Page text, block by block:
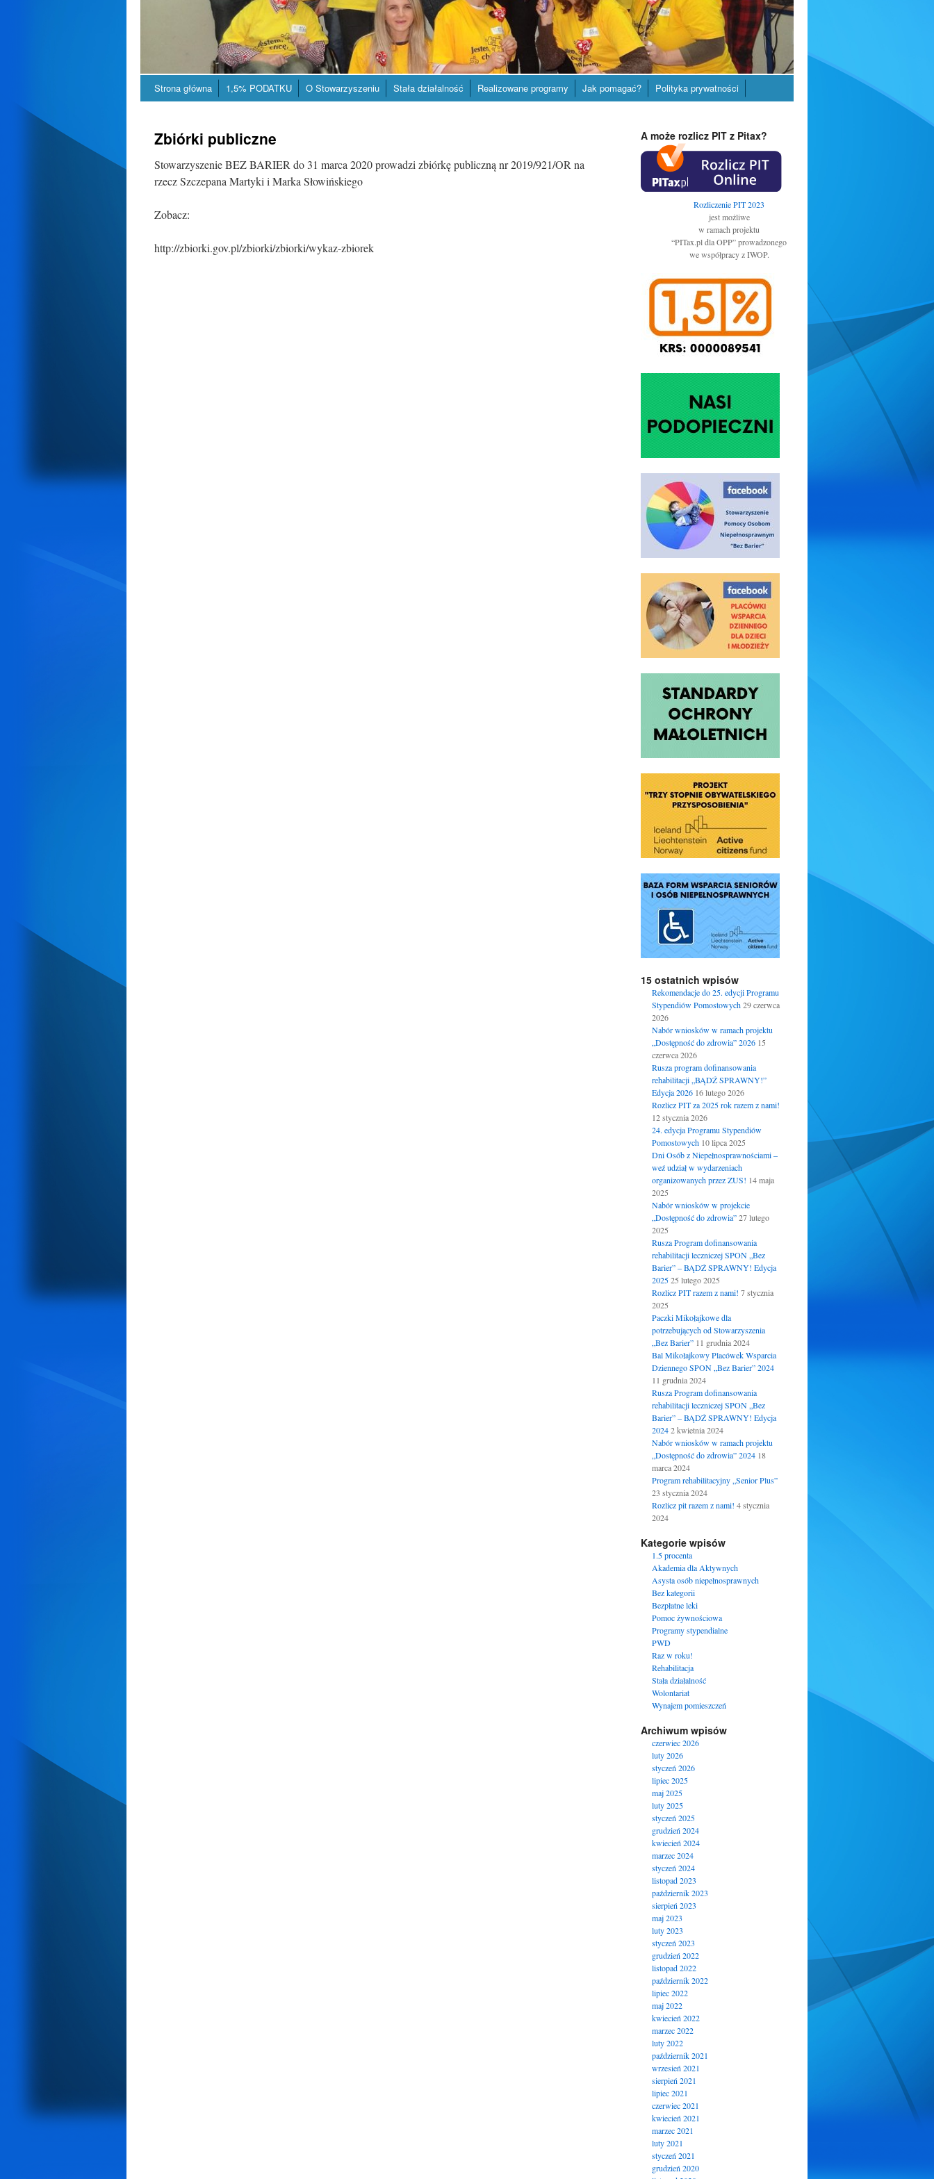
Strona główna 1,5% PODATKU O Stowarzyszeniu Stała działalność Realizowane programy Jak pomagać? Polityka prywatności
Zbiórki publiczne
Stowarzyszenie BEZ BARIER do 31 marca 2020 prowadzi zbiórkę publiczną nr 2019/921/OR na
rzecz Szczepana Martyki i Marka Słowińskiego
Zobacz:
http://zbiorki.gov.pl/zbiorki/zbiorki/wykaz-zbiorek
A może rozlicz PIT z Pitax?
Rozliczenie PIT 2023
jest możliwe
w ramach projektu
“PITax.pl dla OPP” prowadzonego
we współpracy z IWOP.
15 ostatnich wpisów
Rekomendacje do 25. edycji Programu
Stypendiów Pomostowych 29 czerwca
2026
Nabór wniosków w ramach projektu
„Dostępność do zdrowia” 2026 15
czerwca 2026
Rusza program dofinansowania
rehabilitacji „BĄDŹ SPRAWNY!”
Edycja 2026 16 lutego 2026
Rozlicz PIT za 2025 rok razem z nami!
12 stycznia 2026
24. edycja Programu Stypendiów
Pomostowych 10 lipca 2025
Dni Osób z Niepełnosprawnościami –
weź udział w wydarzeniach
organizowanych przez ZUS! 14 maja
2025
Nabór wniosków w projekcie
„Dostępność do zdrowia” 27 lutego
2025
Rusza Program dofinansowania
rehabilitacji leczniczej SPON „Bez
Barier” – BĄDŹ SPRAWNY! Edycja
2025 25 lutego 2025
Rozlicz PIT razem z nami! 7 stycznia
2025
Paczki Mikołajkowe dla
potrzebujących od Stowarzyszenia
„Bez Barier” 11 grudnia 2024
Bal Mikołajkowy Placówek Wsparcia
Dziennego SPON „Bez Barier” 2024
11 grudnia 2024
Rusza Program dofinansowania
rehabilitacji leczniczej SPON „Bez
Barier” – BĄDŹ SPRAWNY! Edycja
2024 2 kwietnia 2024
Nabór wniosków w ramach projektu
„Dostępność do zdrowia” 2024 18
marca 2024
Program rehabilitacyjny „Senior Plus”
23 stycznia 2024
Rozlicz pit razem z nami! 4 stycznia
2024
Kategorie wpisów
1.5 procenta
Akademia dla Aktywnych
Asysta osób niepełnosprawnych
Bez kategorii
Bezpłatne leki
Pomoc żywnościowa
Programy stypendialne
PWD
Raz w roku!
Rehabilitacja
Stała działalność
Wolontariat
Wynajem pomieszczeń
Archiwum wpisów
czerwiec 2026
luty 2026
styczeń 2026
lipiec 2025
maj 2025
luty 2025
styczeń 2025
grudzień 2024
kwiecień 2024
marzec 2024
styczeń 2024
listopad 2023
październik 2023
sierpień 2023
maj 2023
luty 2023
styczeń 2023
grudzień 2022
listopad 2022
październik 2022
lipiec 2022
maj 2022
kwiecień 2022
marzec 2022
luty 2022
październik 2021
wrzesień 2021
sierpień 2021
lipiec 2021
czerwiec 2021
kwiecień 2021
marzec 2021
luty 2021
styczeń 2021
grudzień 2020